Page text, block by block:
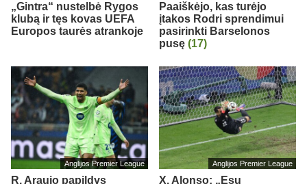
„Gintra“ nustelbė Rygos
klubą ir tęs kovas UEFA
Europos taurės atrankoje
Paaiškėjo, kas turėjo
įtakos Rodri sprendimui
pasirinkti Barselonos
pusę (17)
Anglijos Premier League
R. Araujo papildys
Anglijos Premier League
X. Alonso: „Esu